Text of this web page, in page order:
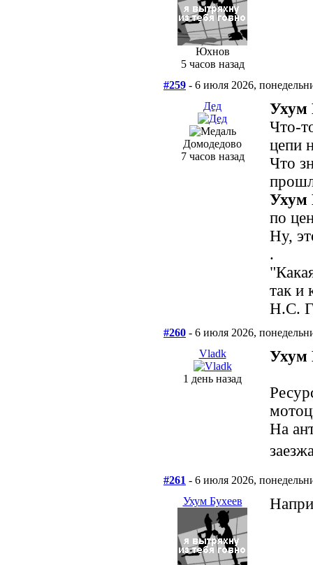
Юхнов
5 часов назад
#259 - 6 июля 2026,
Дед
Домодедово
7 часов назад
Ухум
Что-
цепи
Что
Ухум
по
Ну,
.
так и
Н.С.
#260 - 6 июля 2026,
Vladk
1 день назад
Ухум
На
#261 - 6 июля 2026,
Ухум Бухеев